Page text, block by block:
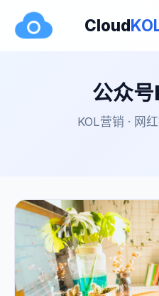
Cloud
公众
KOL营销 · 网